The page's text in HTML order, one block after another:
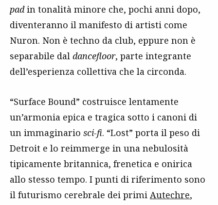
padin tonalità minore che, pochi anni dopo,
diventeranno il manifesto di artisti come
Nuron. Non è techno da club, eppure non è
separabile dal dancefloor, parte integrante
dell’esperienza collettiva che la circonda.
“Surface Bound” costruisce lentamente
un’armonia epica e tragica sotto i canoni di
un immaginario sci-fi. “Lost” porta il peso di
Detroit e lo reimmerge in una nebulosità
tipicamente britannica, frenetica e onirica
allo stesso tempo. I punti di riferimento sono
il futurismo cerebrale dei primi Autechre,